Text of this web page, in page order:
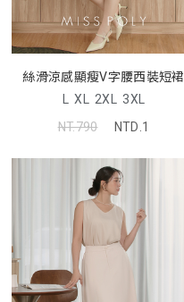
絲滑涼感顯瘦V字腰西裝短裙
MISS
L XL 2XL 3XL
NT.790
NTD.1